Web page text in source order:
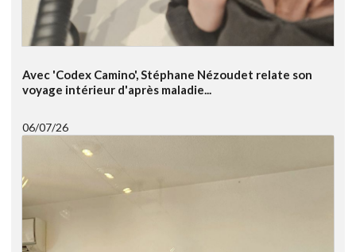
Avec 'Codex Camino', Stéphane Nézoudet relate son
voyage intérieur d'après maladie...
06/07/26